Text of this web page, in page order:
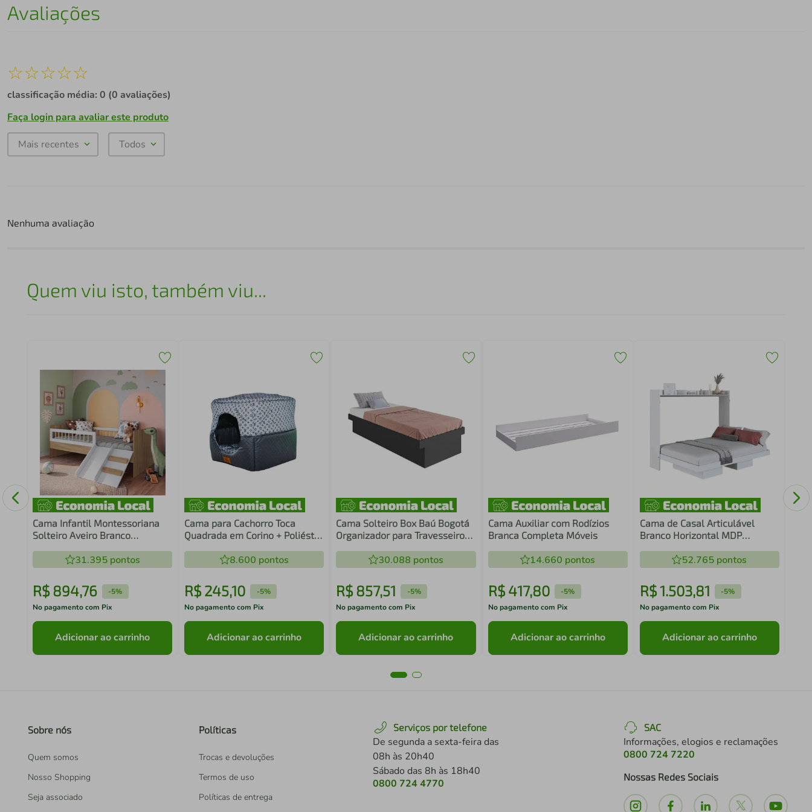
Avaliações
☆☆☆☆☆
classificação média: 0 (0 avaliações)
Faça login para avaliar este produto
Mais recentes Todos
Nenhuma avaliação
Quem viu isto, também viu...
Cama Infantil Montessoriana
Solteiro Aveiro Branco
31.395pontos
R$ 894,76 -5%
No pagamento com Pix
Adicionar ao carrinho
Cama para Cachorro Toca
Quadrada em Corino + Poliéster
8.600 pontos
R$ 245,10 -5%
No pagamento com Pix
Adicionar ao carrinho
Cama Solteiro Box Baú Bogotá
Organizador para Travesseiros
30.088 pontos
R$857,51 -5%
No pagamento com Pix
Adicionar ao carrinho
Cama Auxiliar com Rodízios
Branca Completa Móveis
14.660 pontos
R$ 417,80 -5%
No pagamento com Pix
Adicionar ao carrinho
Cama de Casal Articulável
Branco Horizontal MDP
Art In Móveis52.765 pontos
R$1.503,81 -5%
No pagamento com Pix
Adicionar ao carrinho
Sobre nós
Quem somos
Nosso Shopping
Seja associado
Políticas
Trocas e devoluções
Termos de uso
Políticas de entrega
Serviços por telefone
De segunda a sexta-feira das
08h às 20h40
Sábado das 8h às 18h40
0800 724 4770
SAC
Informações, elogios e reclamações
0800 724 7220
Nossas Redes Sociais